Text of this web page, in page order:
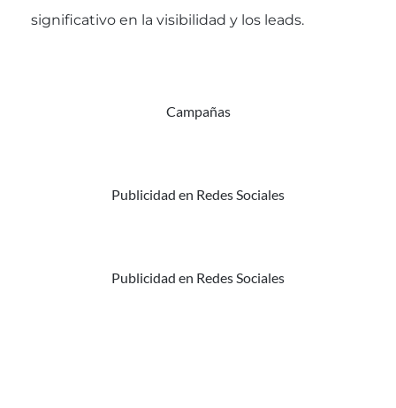
significativo en la visibilidad y los leads.
Campañas
Publicidad en Redes Sociales
Publicidad en Redes Sociales